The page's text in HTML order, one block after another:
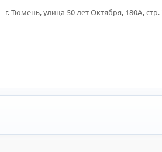
г. Тюмень, улица 50 лет Октября, 180А,